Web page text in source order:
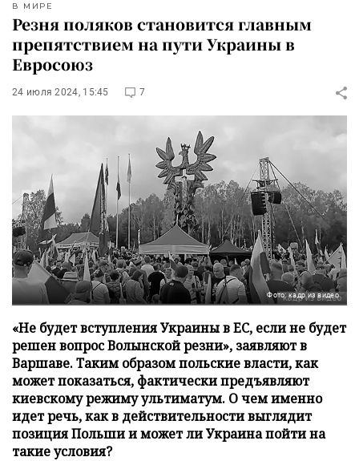
В МИРЕ
Резня поляков становится главным
препятствием на пути Украины в
Евросоюз
24 июля 2024, 15:45 7
Фото: кадр из видео
«Не будет вступления Украины в ЕС, если не будет
решен вопрос Волынской резни», заявляют в
Варшаве. Таким образом польские власти, как
может показаться, фактически предъявляют
киевскому режиму ультиматум. О чем именно
идет речь, как в действительности выглядит
позиция Польши и может ли Украина пойти на
такие условия?